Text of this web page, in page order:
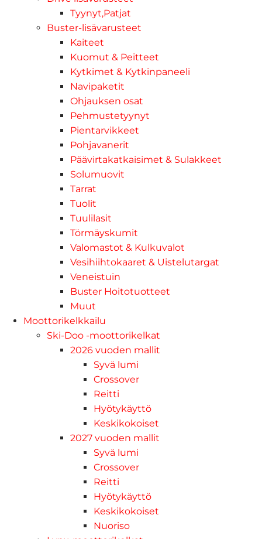
Tyynyt,Patjat
Buster-lisävarusteet
Kaiteet
Kuomut & Peitteet
Kytkimet & Kytkinpaneeli
Navipaketit
Ohjauksen osat
Pehmustetyynyt
Pientarvikkeet
Pohjavanerit
Päävirtakatkaisimet & Sulakkeet
Solumuovit
Tarrat
Tuolit
Tuulilasit
Törmäyskumit
Valomastot & Kulkuvalot
Vesihiihtokaaret & Uistelutargat
Veneistuin
Buster Hoitotuotteet
Muut
Moottorikelkkailu
Ski-Doo -moottorikelkat
2026 vuoden mallit
Syvä lumi
Crossover
Reitti
Hyötykäyttö
Keskikokoiset
2027 vuoden mallit
Syvä lumi
Crossover
Reitti
Hyötykäyttö
Keskikokoiset
Nuoriso